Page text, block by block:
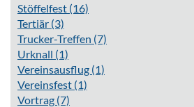
Stöffelfest (16)
Tertiär (3)
Trucker-Treffen (7)
Urknall (1)
Vereinsausflug (1)
Vereinsfest (1)
Vortrag (7)